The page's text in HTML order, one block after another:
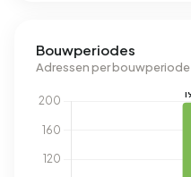
Bouwperiodes
Adressen per bouwperiode